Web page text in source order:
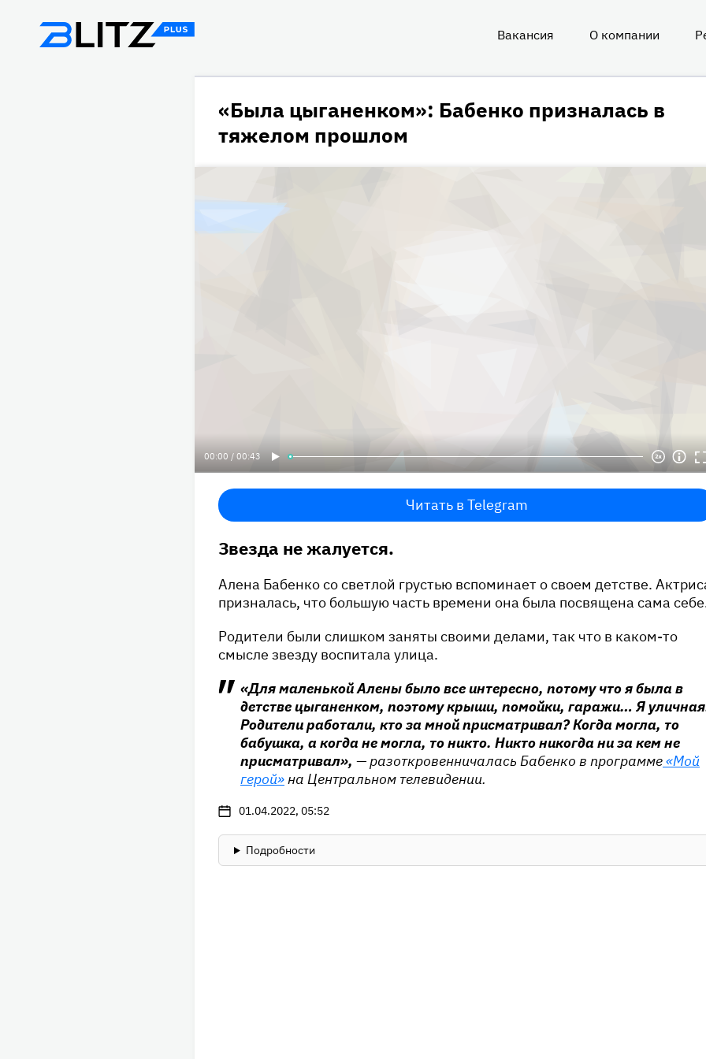
Вакансия О компании
«Была цыганенком»: Бабенко призналась в
тяжелом прошлом
00:00 / 00:43
Читать в Telegram
Звезда не жалуется.
Алена Бабенко со светлой грустью вспоминает о своем детстве.
призналась, что большую часть времени она была посвящена сама
Родители были слишком заняты своими делами, так что в каком-то
смысле звезду воспитала улица.
«Для маленькой Алены было все интересно, потому что я была в
детстве цыганенком, поэтому крыши, помойки, гаражи… Я
Родители работали, кто за мной присматривал? Когда могла, то
бабушка, а когда не могла, то никто. Никто никогда ни за кем не
присматривал», — разоткровенничалась Бабенко в программе«Мой
герой»на Центральном телевидении.
01.04.2022, 05:52
Подробности